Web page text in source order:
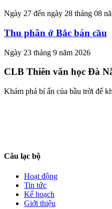
Ngày 27 đến ngày 28 tháng 08
Thu phân ở Bắc bán cầu
Ngày 23 tháng 9 năm 2026
CLB Thiên văn học Đà
Khám phá bí ẩn của bầu trời để
Câu lạc bộ
Hoạt động
Tin tức
Kế hoạch
Giới thiệu